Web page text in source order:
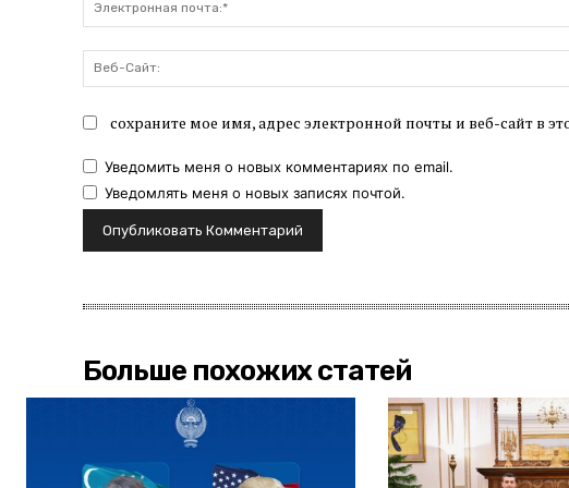
сохраните мое имя, адрес электронной почты и веб-сайт в
Уведомить меня о новых комментариях по email.
Уведомлять меня о новых записях почтой.
Больше похожих статей